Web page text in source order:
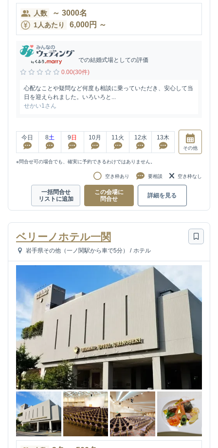
人数 ～ 3000名
1人あたり 6,000円 ～
での結婚式場としての評価
0.00(30件)
心配なことや疑問など何度も相談に乗っていただき、安心して当
日を迎えられました。いろいろと...
せかい1さん
今日 8土 9 日 10月 11 火 12水 13木
その他
※問合せ可の場合でも、確実に予約できるわけではありません。
空き枠あり 要相談 空き枠なし
一括問合せ
リストに追加
この会場に
問合せ
詳細を見る
ベリーノホテル一関
岩手県その他（一ノ関駅から車で5分） / ホテル